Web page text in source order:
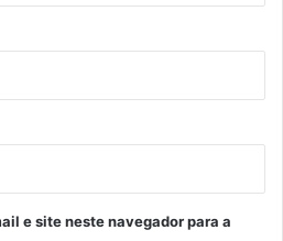
e site neste navegador para a